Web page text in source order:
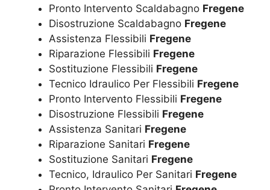
Pronto Intervento Scaldabagno Fregene
Disostruzione Scaldabagno Fregene
Assistenza Flessibili Fregene
Riparazione Flessibili Fregene
Sostituzione Flessibili Fregene
Tecnico Idraulico Per Flessibili Fregene
Pronto Intervento Flessibili Fregene
Disostruzione Flessibili Fregene
Assistenza Sanitari Fregene
Riparazione Sanitari Fregene
Sostituzione Sanitari Fregene
Tecnico, Idraulico Per Sanitari Fregene